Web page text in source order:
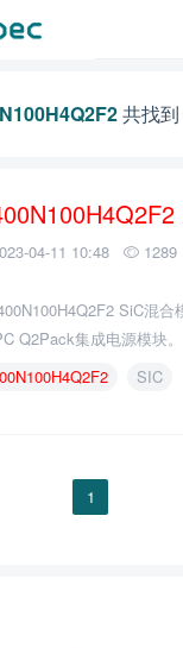
共找到
04-11 10:48
1289
SiC混合
Q2Pack集成电源模块。
SIC
1